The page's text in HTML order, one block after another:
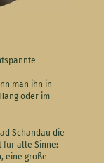
man ihn in
oder im
Schandau die
für alle Sinne:
eine große